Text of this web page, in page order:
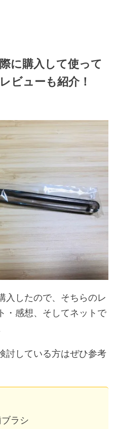
に購入して使って
ビューも紹介！
入したので、そちらのレ
・感想、そしてネットで
討している方はぜひ参考
ラシ